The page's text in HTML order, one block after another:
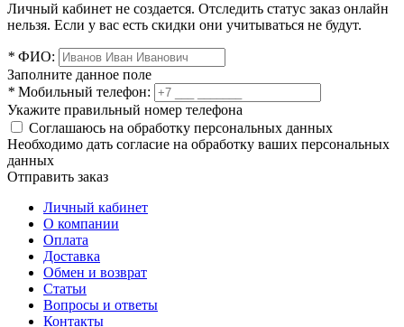
Личный кабинет не создается. Отследить статус заказ онлайн
нельзя. Если у вас есть скидки они учитываться не будут.
* ФИО:
Заполните данное поле
* Мобильный телефон:
Укажите правильный номер телефона
Соглашаюсь на обработку персональных данных
Необходимо дать согласие на обработку ваших персональных
данных
Отправить заказ
Личный кабинет
О компании
Оплата
Доставка
Обмен и возврат
Статьи
Вопросы и ответы
Контакты